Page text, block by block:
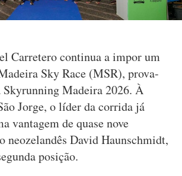
Carretero continua a impor um
Sky Race (MSR), prova-
Madeira 2026. À
Jorge, o líder da corrida já
vantagem de quase nove
neozelandês David Haunschmidt,
posição.